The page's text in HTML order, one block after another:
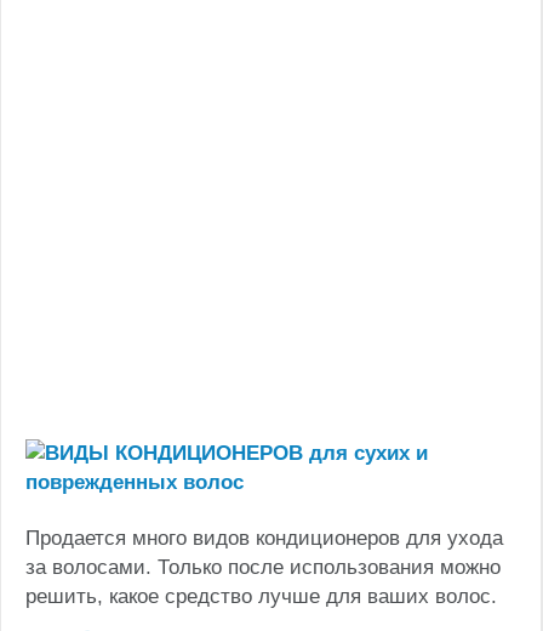
Продается много видов кондиционеров для ухода
за волосами. Только после использования можно
решить, какое средство лучше для ваших волос.